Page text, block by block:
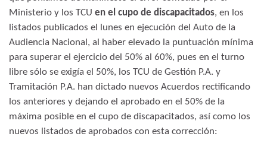
Ministerio y los TCU en el cupo de discapacitados, en los
listados publicados el lunes en ejecución del Auto de la
Audiencia Nacional, al haber elevado la puntuación mínima
para superar el ejercicio del 50% al 60%, pues en el turno
libre sólo se exigía el 50%, los TCU de Gestión P.A. y
Tramitación P.A. han dictado nuevos Acuerdos rectificando
los anteriores y dejando el aprobado en el 50% de la
máxima posible en el cupo de discapacitados, así como los
nuevos listados de aprobados con esta corrección: